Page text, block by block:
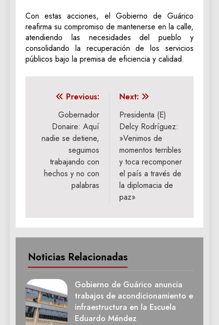
Con estas acciones, el Gobierno de Guárico
reafirma su compromiso de mantenerse en la calle,
atendiendo las necesidades del pueblo y
consolidando la recuperación de los servicios
públicos bajo la premisa de eficiencia y calidad.
Navegación
entradas
Previous:
Gobernador
Donaire: Aquí
nadie se detiene,
seguimos
trabajando con
hechos y no con
palabras
Next:
Presidenta (E)
Delcy Rodríguez: ​
»Venimos de
momentos terribles
y toca recomponer
el país a través de
la diplomacia de
paz»
Noticias Relacionadas
Gobierno de Guárico anuncia
trabajos de acondicionamiento e
infraestructura en la Escuela
Eduardo Méndez